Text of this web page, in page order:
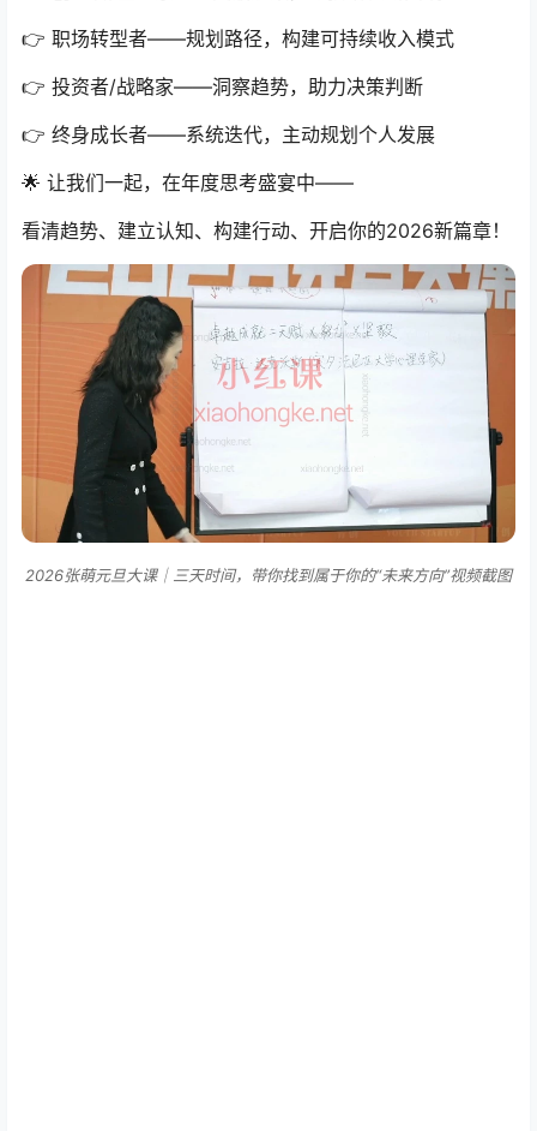
👉 职场转型者——规划路径，构建可持续收入模式
👉 投资者/战略家——洞察趋势，助力决策判断
👉 终身成长者——系统迭代，主动规划个人发展
🌟 让我们一起，在年度思考盛宴中——
看清趋势、建立认知、构建行动、开启你的2026新篇章！
2026张萌元旦大课｜三天时间，带你找到属于你的“未来方向”视频截图